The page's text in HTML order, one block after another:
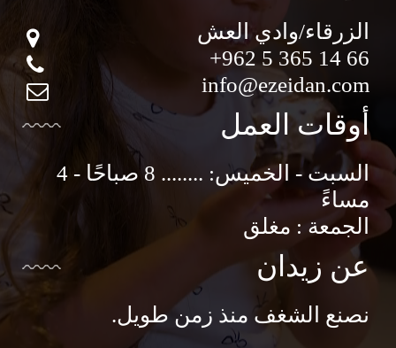
الزرقاء/وادي العش
+962 5 365 14 66
info@ezeidan.com
أوقات العمل
السبت - الخميس: ........ 8 صباحًا - 4
مساءً
الجمعة : مغلق
عن زيدان
نصنع الشغف منذ زمن طويل.